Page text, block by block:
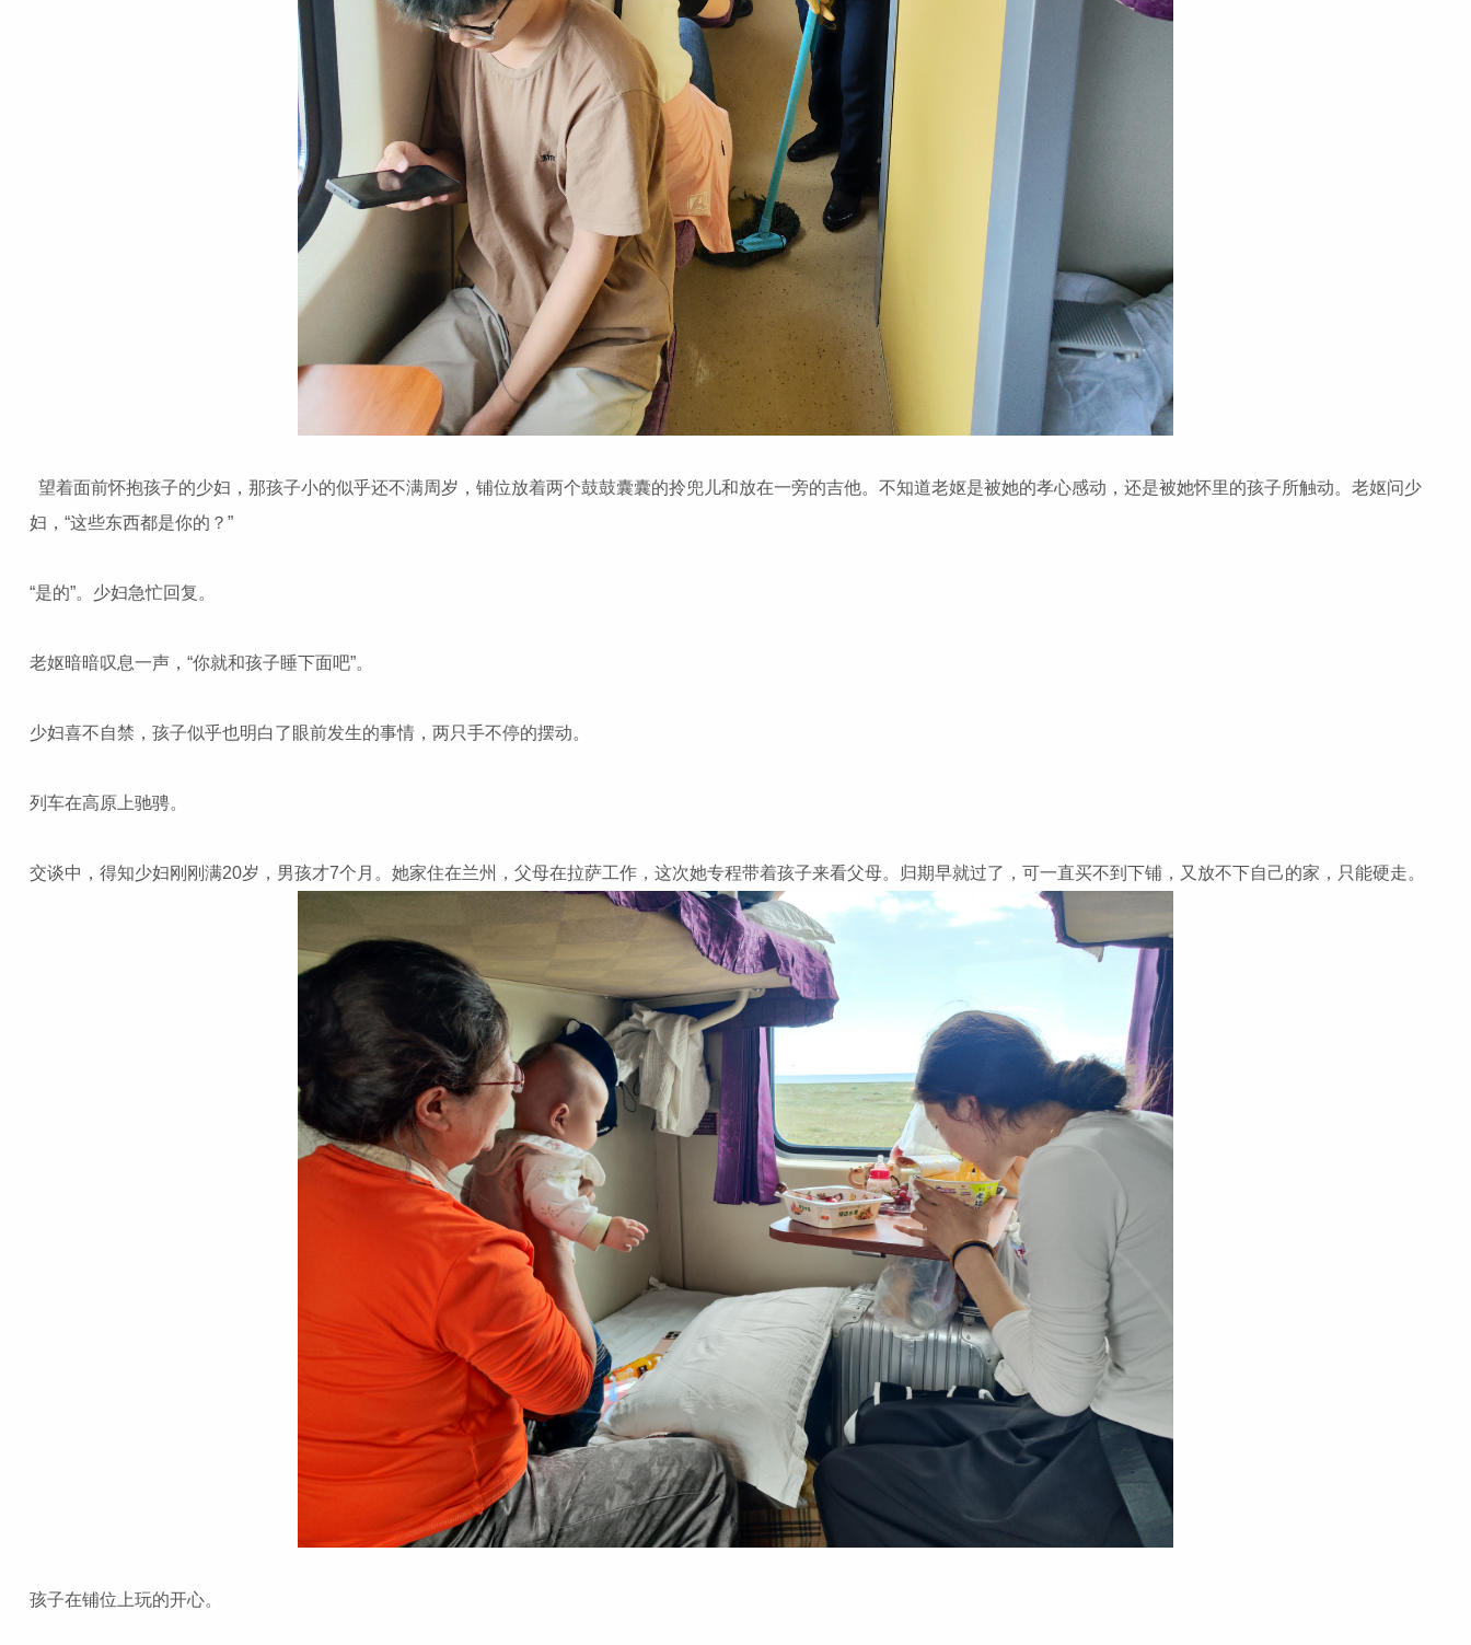
望着面前怀抱孩子的少妇，那孩子小的似乎还不满周岁，铺位放着两个鼓鼓囊囊的拎兜儿和放在一旁的吉他。不知道老妪是被她的孝心感动，还是被她怀里的孩子所触动。老妪问少
妇，“这些东西都是你的？”
“是的”。少妇急忙回复。
老妪暗暗叹息一声，“你就和孩子睡下面吧”。
少妇喜不自禁，孩子似乎也明白了眼前发生的事情，两只手不停的摆动。
列车在高原上驰骋。
交谈中，得知少妇刚刚满20岁，男孩才7个月。她家住在兰州，父母在拉萨工作，这次她专程带着孩子来看父母。归期早就过了，可一直买不到下铺，又放不下自己的家，只能硬走。
孩子在铺位上玩的开心。